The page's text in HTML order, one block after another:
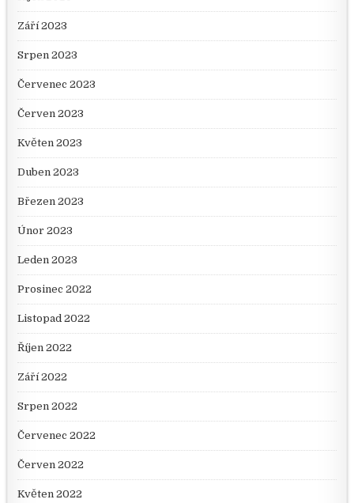
Září 2023
Srpen 2023
Červenec 2023
Červen 2023
Květen 2023
Duben 2023
Březen 2023
Únor 2023
Leden 2023
Prosinec 2022
Listopad 2022
Říjen 2022
Září 2022
Srpen 2022
Červenec 2022
Červen 2022
Květen 2022